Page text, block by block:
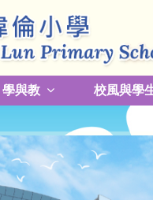
學與教 校風與學